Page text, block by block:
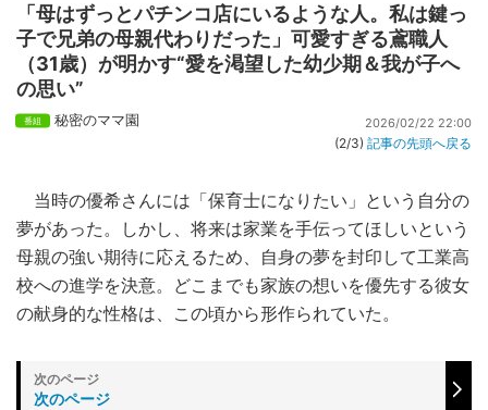
「母はずっとパチンコ店にいるような人。私は鍵っ
子で兄弟の母親代わりだった」可愛すぎる鳶職人
（31歳）が明かす“愛を渇望した幼少期＆我が子へ
の思い”
秘密のママ園 2026/02/22 22:00
(2/3) 記事の先頭へ戻る
当時の優希さんには「保育士になりたい」という自分の
夢があった。しかし、将来は家業を手伝ってほしいという
母親の強い期待に応えるため、自身の夢を封印して工業高
校への進学を決意。どこまでも家族の想いを優先する彼女
の献身的な性格は、この頃から形作られていた。
次のページ